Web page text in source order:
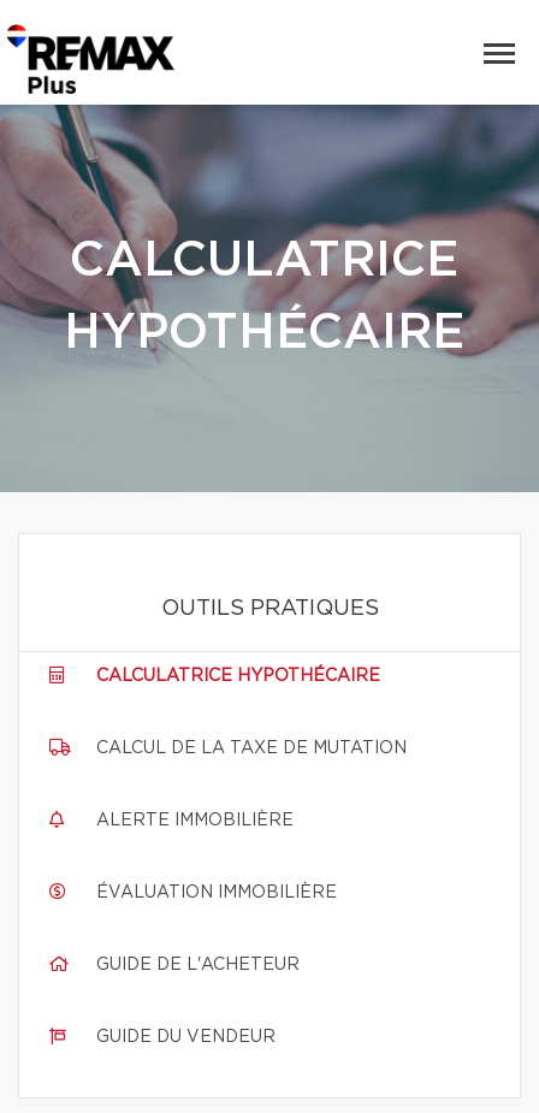
CALCULATRICE
HYPOTHÉCAIRE
OUTILS PRATIQUES
CALCULATRICE HYPOTHÉCAIRE
CALCUL DE LA TAXE DE MUTATION
ALERTE IMMOBILIÈRE
ÉVALUATION IMMOBILIÈRE
GUIDE DE L'ACHETEUR
GUIDE DU VENDEUR